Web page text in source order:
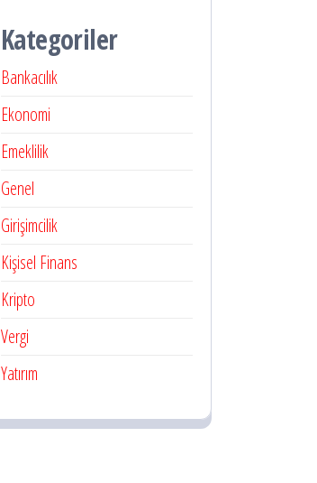
Kategoriler
Bankacılık
Ekonomi
Emeklilik
Genel
Girişimcilik
Kişisel Finans
Kripto
Vergi
Yatırım